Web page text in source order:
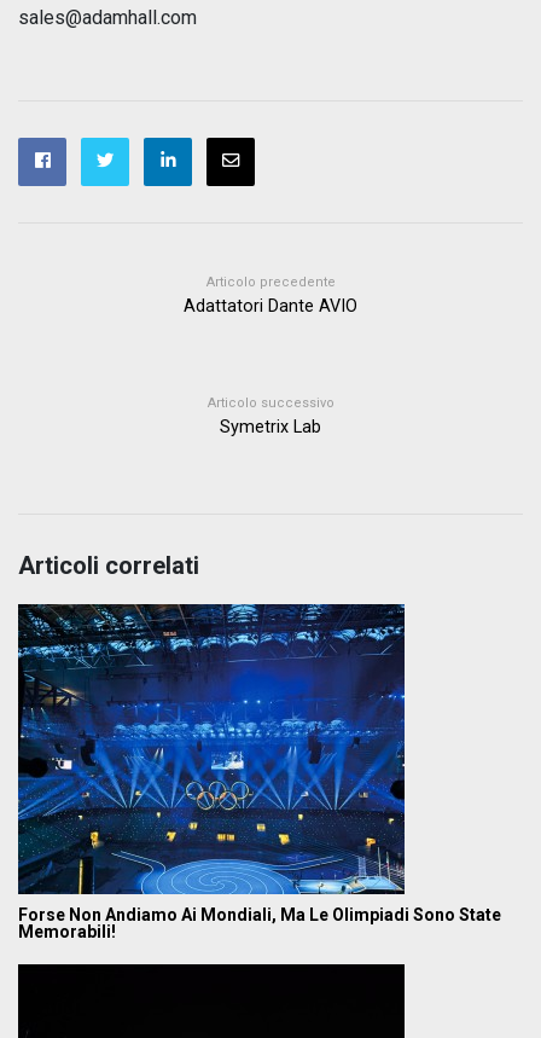
sales@adamhall.com
Articolo precedente
Adattatori Dante AVIO
Articolo successivo
Symetrix Lab
Articoli correlati
Forse Non Andiamo Ai Mondiali, Ma Le Olimpiadi Sono State
Memorabili!